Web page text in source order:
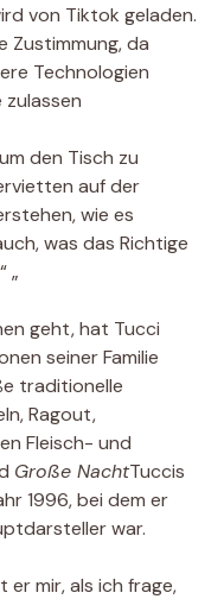
von Tiktok geladen.
Zustimmung, da
Technologien
den Tisch zu
auf der
wie es
was das Richtige
„
geht, hat Tucci
seiner Familie
traditionelle
Ragout,
Fleisch- und
Große NachtTuccis
1996, bei dem er
war.
er mir, als ich frage,